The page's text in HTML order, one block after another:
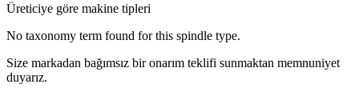
Üreticiye göre makine tipleri
No taxonomy term found for this spindle type.
Size markadan bağımsız bir onarım teklifi sunmaktan memnuniyet
duyarız.